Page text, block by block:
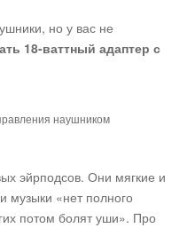
но у вас не
18-ваттный адаптер с
наушником
эйрподсов. Они мягкие и
музыки «нет полного
потом болят уши». Про